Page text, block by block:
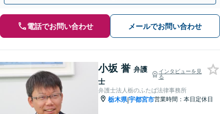
電話でお問い合わせ メールでお問い合わせ
小坂 誉 弁護
士
インタビューを見
る
弁護士法人栃のふたば法律事務所
栃木県|宇都宮市営業時間：本日定休日